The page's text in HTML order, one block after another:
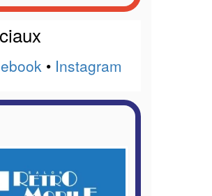
• Instagram